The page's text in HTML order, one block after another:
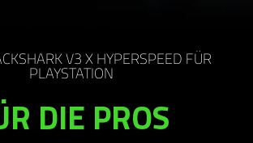
V3 X HYPERSPEED FÜR
PLAYSTATION
DIE PROS